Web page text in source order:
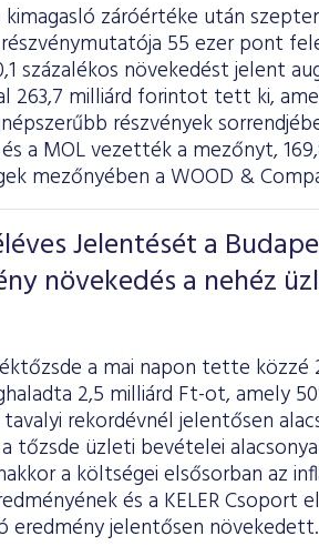
záróértéke után
részvénymutatója 55 ezer pont
százalékos növekedést jelent
263,7 milliárd forintot tett ki,
részvények
a MOL vezették a mezőnyt,
mezőnyében a WOOD &
Jelentését a
növekedés a nehéz
a mai napon tette közzé
2,5 milliárd Ft-ot, amely
rekordévnél jelentősen
tőzsde üzleti bevételei
a költségei elsősorban az
és a KELER
eredmény jelentősen növekedett.